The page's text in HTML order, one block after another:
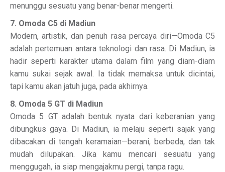
menunggu sesuatu yang benar-benar mengerti.
7. Omoda C5 di Madiun
Modern, artistik, dan penuh rasa percaya diri—Omoda C5
adalah pertemuan antara teknologi dan rasa. Di Madiun, ia
hadir seperti karakter utama dalam film yang diam-diam
kamu sukai sejak awal. Ia tidak memaksa untuk dicintai,
tapi kamu akan jatuh juga, pada akhirnya.
8. Omoda 5 GT di Madiun
Omoda 5 GT adalah bentuk nyata dari keberanian yang
dibungkus gaya. Di Madiun, ia melaju seperti sajak yang
dibacakan di tengah keramaian—berani, berbeda, dan tak
mudah dilupakan. Jika kamu mencari sesuatu yang
menggugah, ia siap mengajakmu pergi, tanpa ragu.